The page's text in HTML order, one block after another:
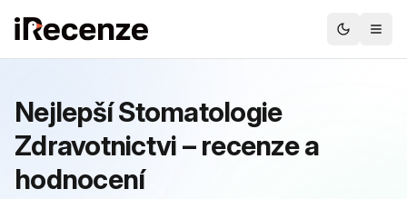
Nejlepší Stomatologie
Zdravotnictvi – recenze a
hodnocení